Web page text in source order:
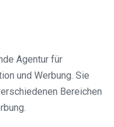
Agentur für
und Werbung. Sie
Bereichen